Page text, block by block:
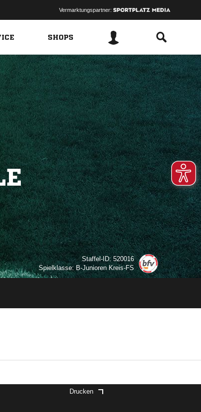
Vermarktungspartner:
SHOPS
Staffel-ID: 520016
Spielklasse: B-Junioren Kreis-FS
Drucken